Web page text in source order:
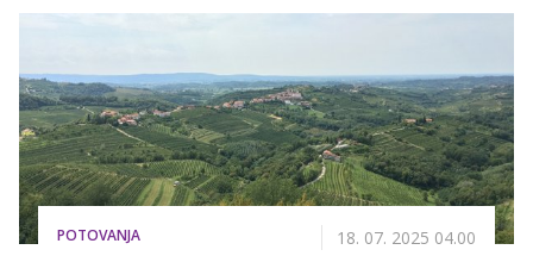
poletje ob kristalno čistem morju, v objemu
POTOVANJA 18. 07. 2025 04.00